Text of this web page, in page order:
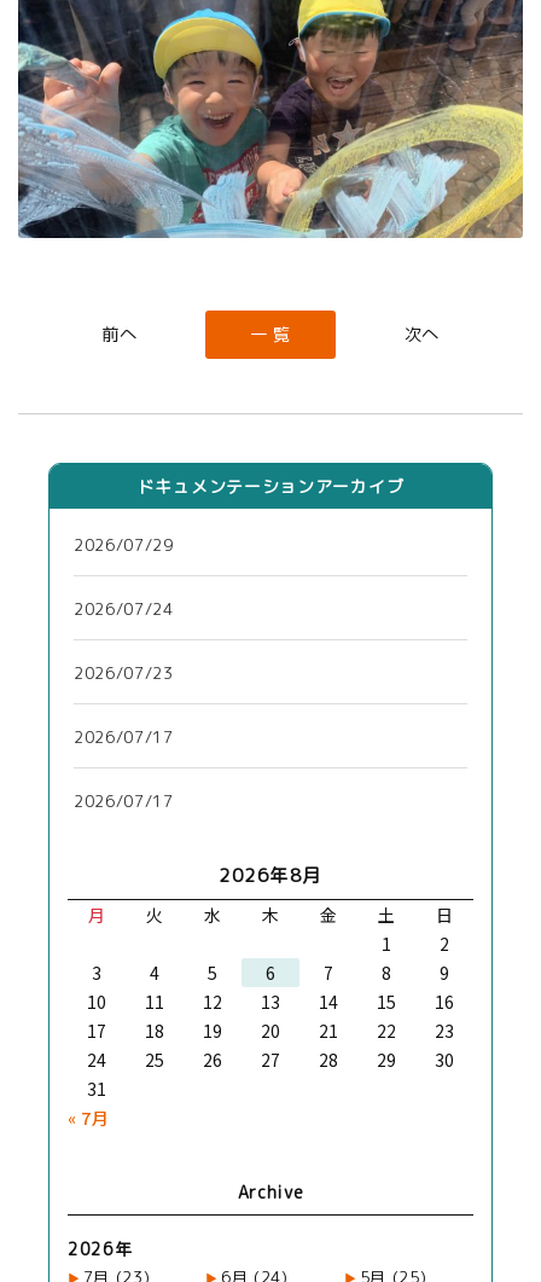
一 覧
ドキュメンテーションアーカイブ
2026/07/29
2026/07/24
2026/07/23
2026/07/17
2026/07/17
2026年8月
月 火 水 木 金 土 日
« 7月
1
2
3
4 5 6 7 8
9
10
11 12 13 14 15
16
17
18 19 20 21 22
23
24
25 26 27 28 29
30
31
Archive
2026年
7月 (23) 6月 (24) 5月 (25)